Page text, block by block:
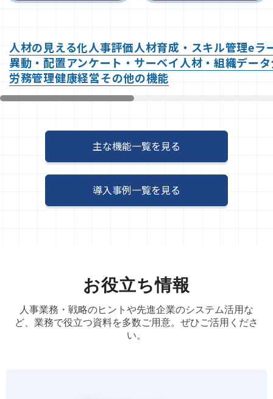
人材の見える化人事評価人材育成・スキル管理eラ
異動・配置アンケート・サーベイ人材・組織デー
労務管理健康経営その他の機能
主な機能一覧を見る
導入事例一覧を見る
お役立ち情報
人事業務・戦略のヒントや先進企業のシステム活用な
ど、業務で役立つ資料を多数ご用意。ぜひご活用くださ
い。